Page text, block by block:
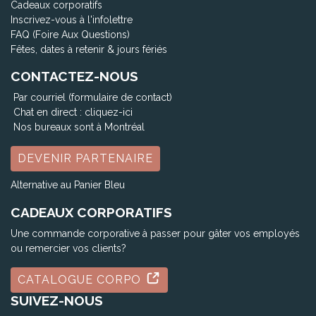
Cadeaux corporatifs
Inscrivez-vous à l'infolettre
FAQ (Foire Aux Questions)
Fêtes, dates à retenir & jours fériés
CONTACTEZ-NOUS
Par courriel (formulaire de contact)
Chat en direct : cliquez-ici
Nos bureaux sont à Montréal
DEVENIR PARTENAIRE
Alternative au Panier Bleu
CADEAUX CORPORATIFS
Une commande corporative à passer pour gâter vos employés
ou remercier vos clients?
CATALOGUE CORPO
SUIVEZ-NOUS